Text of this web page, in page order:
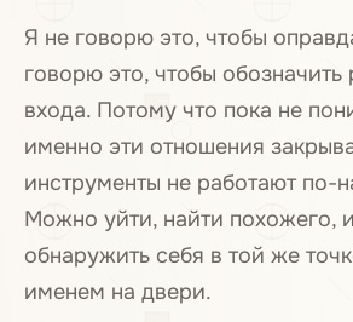
Я не говорю это, чтобы
говорю это, чтобы обозначить
входа. Потому что пока не
именно эти отношения
инструменты не работают по-
Можно уйти, найти похожего,
обнаружить себя в той же
именем на двери.